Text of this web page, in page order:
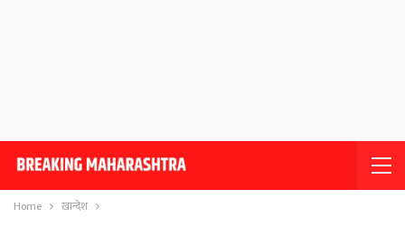
Home खान्देश